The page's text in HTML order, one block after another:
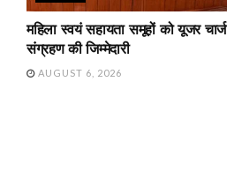
महिला स्वयं सहायता समूहों को यूजर चार्ज
संग्रहण की जिम्मेदारी
AUGUST 6, 2026